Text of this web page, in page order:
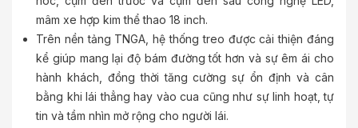
mâm xe hợp kim thể thao 18 inch.
Trên nền tảng TNGA, hệ thống treo được cải thiện đáng
kể giúp mang lại độ bám đường tốt hơn và sự êm ái cho
hành khách, đồng thời tăng cường sự ổn định và cân
bằng khi lái thẳng hay vào cua cũng như sự linh hoạt, tự
tin và tầm nhìn mở rộng cho người lái.